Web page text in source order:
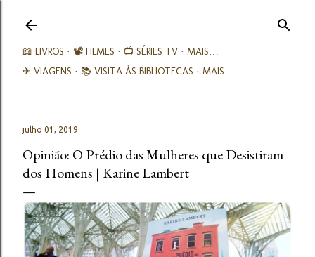
📖 LIVROS 📽️ FILMES 📺 SÉRIES TV
MAIS…
✈ VIAGENS
📚︎ VISITA ÀS BIBLIOTECAS MAIS…
julho 01, 2019
Opinião: O Prédio das Mulheres que Desistiram
dos Homens | Karine Lambert